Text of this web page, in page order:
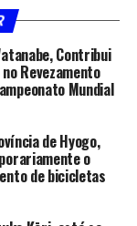
Contribui
Revezamento
Mundial
de Hyogo,
o
de bicicletas